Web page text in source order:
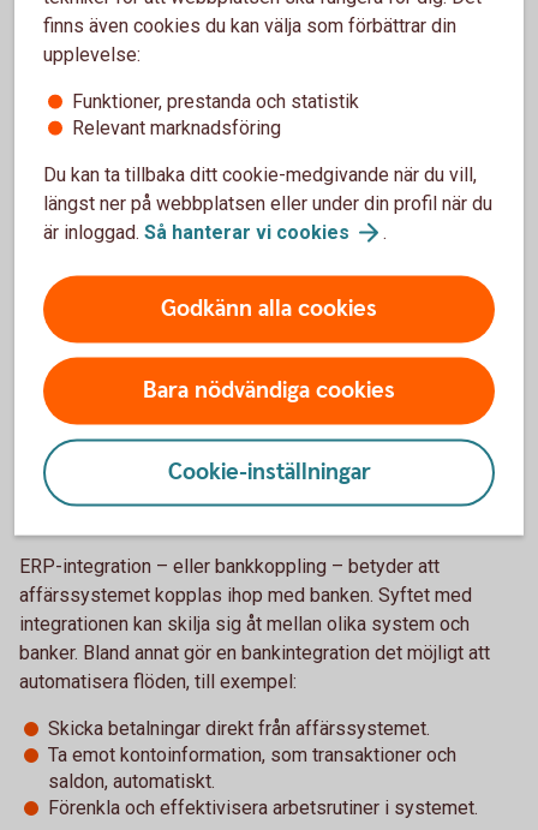
Vad betyder ERP?
ERP står för Enterprise Resource Planning – på svenska
affärssystem. Det är ett affärssystem, alltså ett IT-system,
som ekonomi, HR, logistik eller tillverkning. De finns i
många former – från små bokföringsprogram till
avancerade system för stora företag.
När vi pratar om ERP-system inkluderar vi också andra
system där en bankkoppling kan vara till nytta – till
exempel lönesystem, fastighetssystem eller enklare
redovisnings- och bokföringsprogram.
Bankintegration av ERP
ERP-integration – eller bankkoppling – betyder att
affärssystemet kopplas ihop med banken. Syftet med
integrationen kan skilja sig åt mellan olika system och
banker. Bland annat gör en bankintegration det möjligt att
automatisera flöden, till exempel:
Skicka betalningar direkt från affärssystemet.
Ta emot kontoinformation, som transaktioner och
saldon, automatiskt.
Förenkla och effektivisera arbetsrutiner i systemet.
finns även cookies du kan välja som förbättrar din
upplevelse:
Funktioner, prestanda och statistik
Relevant marknadsföring
Du kan ta tillbaka ditt cookie-medgivande när du vill,
längst ner på webbplatsen eller under din profil när du
är inloggad. Så hanterar vi cookies .
Godkänn alla cookies
Bara nödvändiga cookies
Cookie-inställningar